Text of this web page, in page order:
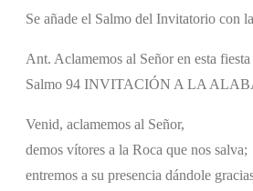
Se añade el Salmo del Invitatorio con
Ant. Aclamemos al Señor en esta
Salmo 94 INVITACIÓN A LA
Venid, aclamemos al Señor,
demos vítores a la Roca que nos salva;
entremos a su presencia dándole